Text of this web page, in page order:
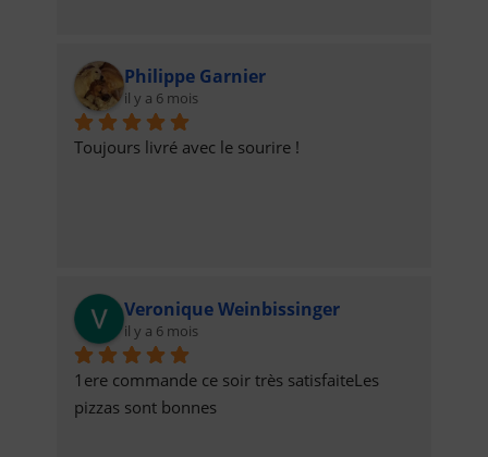
Philippe Garnier
il y a 6 mois
Toujours livré avec le sourire !
Veronique Weinbissinger
il y a 6 mois
1ere commande ce soir très satisfaiteLes
pizzas sont bonnes